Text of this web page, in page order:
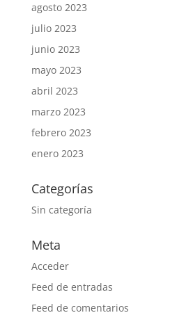
agosto 2023
julio 2023
junio 2023
mayo 2023
abril 2023
marzo 2023
febrero 2023
enero 2023
Categorías
Sin categoría
Meta
Acceder
Feed de entradas
Feed de comentarios